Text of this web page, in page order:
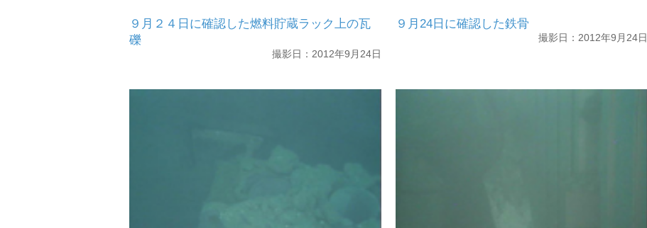
９月２４日に確認した燃料貯蔵ラック上の瓦
礫
撮影日：2012年9月24日
９月24日に確認した鉄骨
撮影日：2012年9月24日